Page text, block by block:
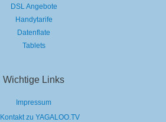
DSL Angebote
Handytarife
Datenflate
Tablets
Wichtige Links
Impressum
Kontakt zu YAGALOO.TV